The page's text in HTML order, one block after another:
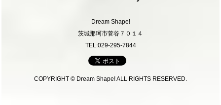
Dream Shape!
茨城那珂市菅谷７０１４
TEL:029-295-7844
COPYRIGHT © Dream Shape! ALL RIGHTS RESERVED.